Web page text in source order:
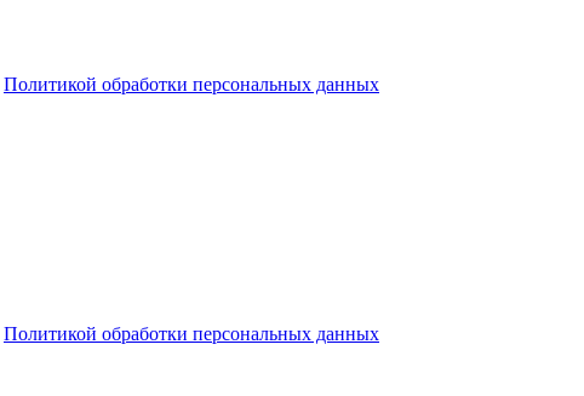
Политикой обработки персональных данных
Политикой обработки персональных данных